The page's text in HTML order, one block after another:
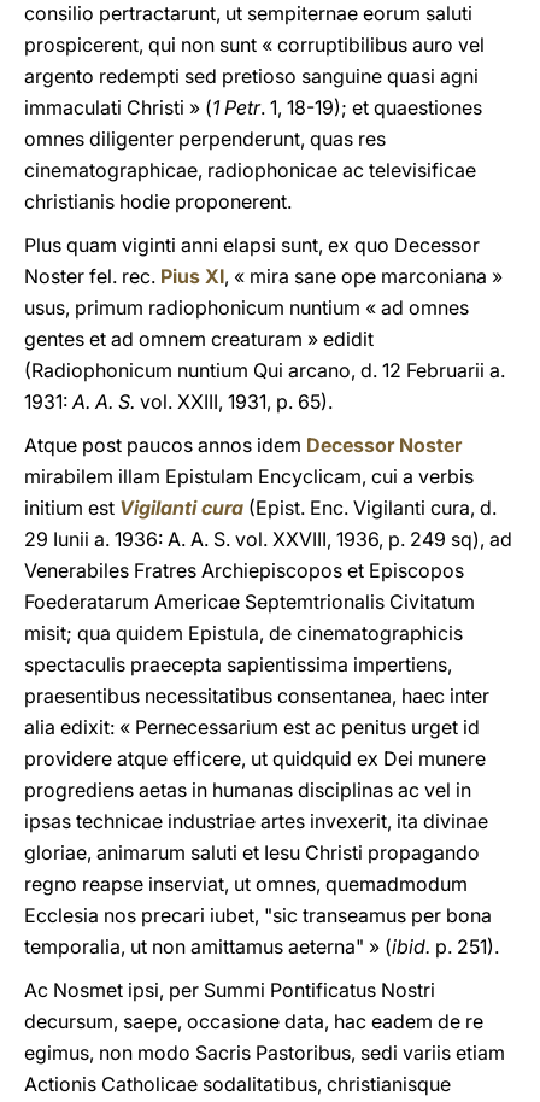
consilio pertractarunt, ut sempiternae eorum saluti
prospicerent, qui non sunt « corruptibilibus auro vel
argento redempti sed pretioso sanguine quasi agni
immaculati Christi » (1 Petr. 1, 18-19); et quaestiones
omnes diligenter perpenderunt, quas res
cinematographicae, radiophonicae ac televisificae
christianis hodie proponerent.
Plus quam viginti anni elapsi sunt, ex quo Decessor
Noster fel. rec. Pius XI, « mira sane ope marconiana »
usus, primum radiophonicum nuntium « ad omnes
gentes et ad omnem creaturam » edidit
(Radiophonicum nuntium Qui arcano, d. 12 Februarii a.
1931:A. A. S. vol. XXIII, 1931, p. 65).
Atque post paucos annos idem Decessor Noster
mirabilem illam Epistulam Encyclicam, cui a verbis
initium est Vigilanti cura (Epist. Enc. Vigilanti cura, d.
29 Iunii a. 1936: A. A. S. vol. XXVIII, 1936, p. 249 sq), ad
Venerabiles Fratres Archiepiscopos et Episcopos
Foederatarum Americae Septemtrionalis Civitatum
misit; qua quidem Epistula, de cinematographicis
spectaculis praecepta sapientissima impertiens,
praesentibus necessitatibus consentanea, haec inter
alia edixit: « Pernecessarium est ac penitus urget id
providere atque efficere, ut quidquid ex Dei munere
progrediens aetas in humanas disciplinas ac vel in
ipsas technicae industriae artes invexerit, ita divinae
gloriae, animarum saluti et Iesu Christi propagando
regno reapse inserviat, ut omnes, quemadmodum
Ecclesia nos precari iubet, "sic transeamus per bona
temporalia, ut non amittamus aeterna" » (ibid. p. 251).
Ac Nosmet ipsi, per Summi Pontificatus Nostri
decursum, saepe, occasione data, hac eadem de re
egimus, non modo Sacris Pastoribus, sedi variis etiam
Actionis Catholicae sodalitatibus, christianisque